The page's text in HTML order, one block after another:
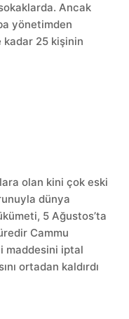
Ancak
yönetimden
kadar 25 kişinin
olan kini çok eski
dünya
5 Ağustos’ta
Cammu
maddesini iptal
ortadan kaldırdı